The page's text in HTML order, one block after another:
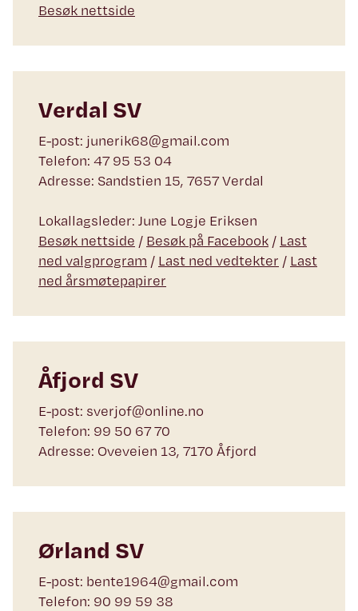
Besøk nettside
Verdal SV
E-post: junerik68@gmail.com
Telefon: 47 95 53 04
Adresse: Sandstien 15, 7657 Verdal
Lokallagsleder: June Logje Eriksen
Besøk nettside / Besøk på Facebook / Last
ned valgprogram / Last ned vedtekter / Last
ned årsmøtepapirer
Åfjord SV
E-post: sverjof@online.no
Telefon: 99 50 67 70
Adresse: Oveveien 13, 7170 Åfjord
Ørland SV
E-post: bente1964@gmail.com
Telefon: 90 99 59 38